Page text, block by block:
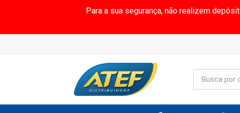
Para a sua segurança, não realizem